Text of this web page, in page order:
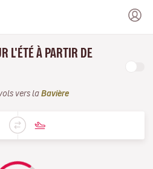
L'ÉTÉ À PARTIR DE
vers la Bavière